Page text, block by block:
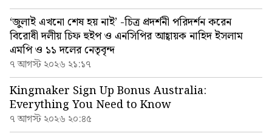
‘জুলাই এখনো শেষ হয় নাই’ -চিত্র প্রদর্শনী পরিদর্শন করেন
বিরোধী দলীয় চিফ হুইপ ও এনসিপির আহ্বায়ক নাহিদ ইসলাম
এমপি ও ১১ দলের নেতৃবৃন্দ
৭ আগস্ট ২০২৬ ২১:১৭
Kingmaker Sign Up Bonus Australia:
Everything You Need to Know
৭ আগস্ট ২০২৬ ২০:৪৫